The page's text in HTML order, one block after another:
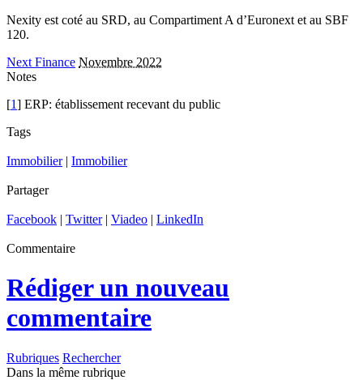
Nexity est coté au SRD, au Compartiment A d’Euronext et au SBF
120.
Next Finance Novembre 2022
Notes
[1] ERP: établissement recevant du public
Tags
Immobilier| Immobilier
Partager
Facebook | Twitter| Viadeo | LinkedIn
Commentaire
Rédiger un nouveau
commentaire
Rubriques Rechercher
Dans la même rubrique